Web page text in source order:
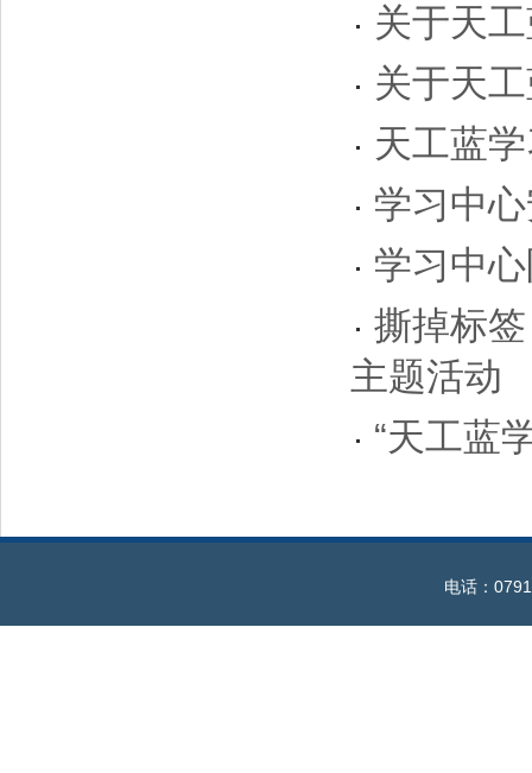
关于天
关于天
天工蓝
学习中
学习中
撕掉标
主题活动
“天工蓝
电话：